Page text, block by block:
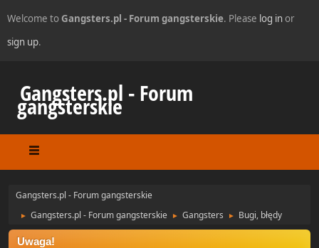
Welcome toGangsters.pl - Forum gangsterskie. Please log inor
sign up.
Gangsters.pl - Forum
gangsterskie
Gangsters.pl - Forum gangsterskie
► Gangsters.pl - Forum gangsterskie ► Gangsters ► Bugi, błędy
Uwaga!